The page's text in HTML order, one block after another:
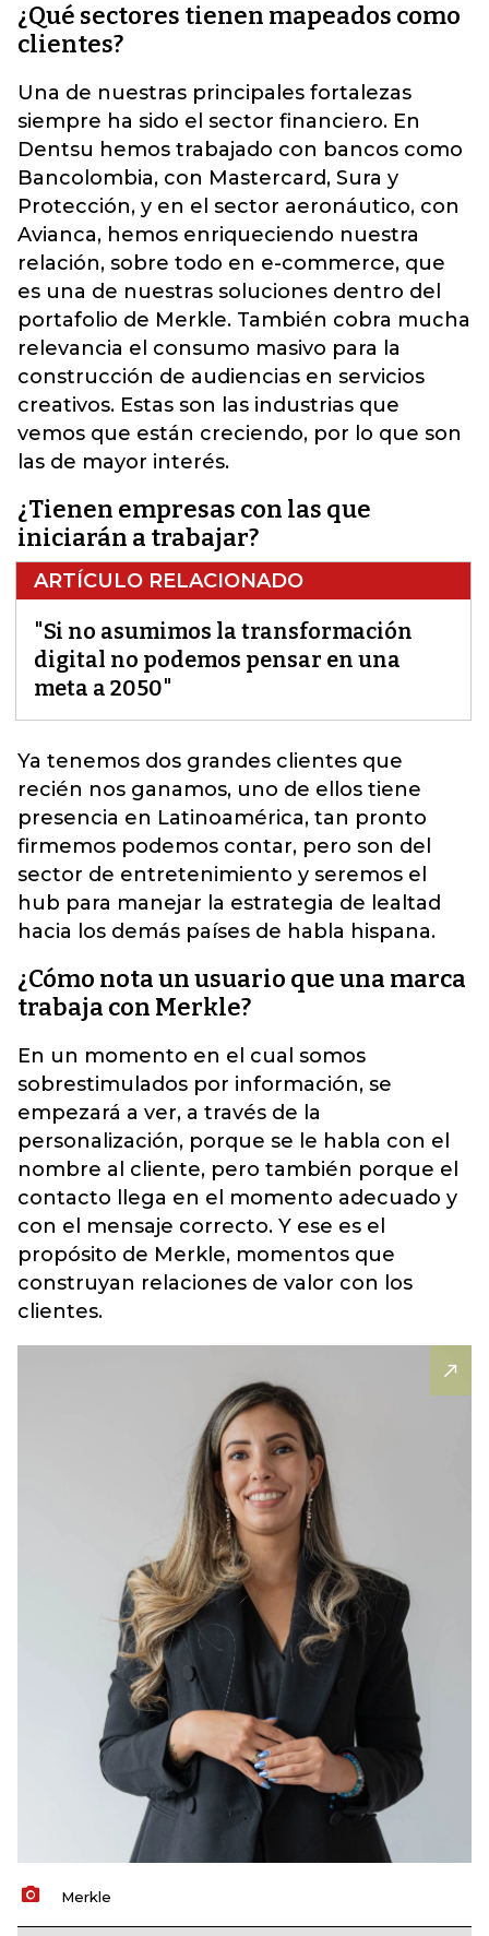
¿Qué sectores tienen mapeados como
clientes?
Una de nuestras principales fortalezas
siempre ha sido el sector financiero. En
Dentsu hemos trabajado con bancos como
Bancolombia, con Mastercard, Sura y
Protección, y en el sector aeronáutico, con
Avianca, hemos enriqueciendo nuestra
relación, sobre todo en e-commerce, que
es una de nuestras soluciones dentro del
portafolio de Merkle. También cobra mucha
relevancia el consumo masivo para la
construcción de audiencias en servicios
creativos. Estas son las industrias que
vemos que están creciendo, por lo que son
las de mayor interés.
¿Tienen empresas con las que
iniciarán a trabajar?
ARTÍCULO RELACIONADO
"Si no asumimos la transformación
digital no podemos pensar en una
meta a 2050"
Ya tenemos dos grandes clientes que
recién nos ganamos, uno de ellos tiene
presencia en Latinoamérica, tan pronto
firmemos podemos contar, pero son del
sector de entretenimiento y seremos el
hub para manejar la estrategia de lealtad
hacia los demás países de habla hispana.
¿Cómo nota un usuario que una marca
trabaja con Merkle?
En un momento en el cual somos
sobrestimulados por información, se
empezará a ver, a través de la
personalización, porque se le habla con el
nombre al cliente, pero también porque el
contacto llega en el momento adecuado y
con el mensaje correcto. Y ese es el
propósito de Merkle, momentos que
construyan relaciones de valor con los
clientes.
Merkle